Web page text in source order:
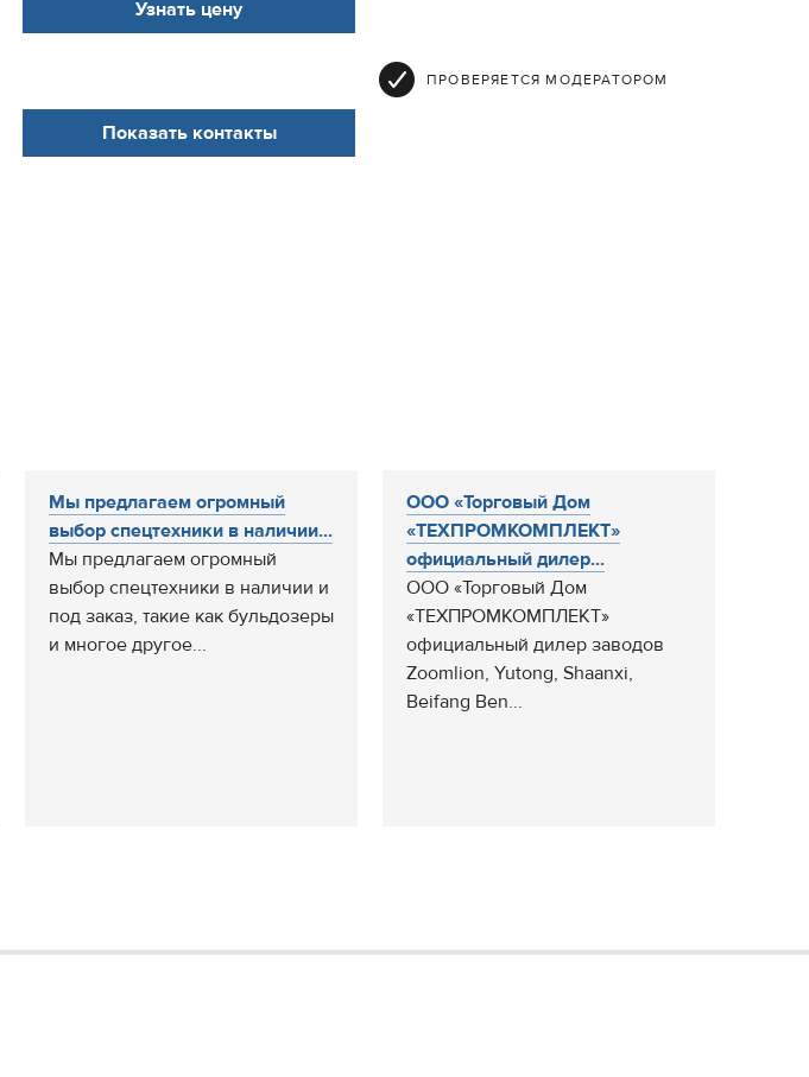
Узнать цену
ПРОВЕРЯЕТСЯ МОДЕРАТОРОМ
Показать контакты
Мы предлагаем огромный
выбор спецтехники в наличии...
Мы предлагаем огромный
выбор спецтехники в наличии и
под заказ, такие как бульдозеры
и многое другое...
ООО «Торговый Дом
«ТЕХПРОМКОМПЛЕКТ»
официальный дилер...
ООО «Торговый Дом
«ТЕХПРОМКОМПЛЕКТ»
официальный дилер заводов
Zoomlion, Yutong, Shaanxi,
Beifang Ben...